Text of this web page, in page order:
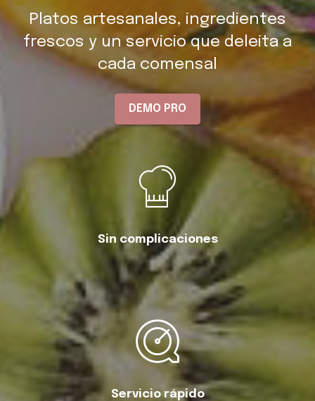
Platos artesanales, ingredientes
frescos y un servicio que deleita a
cada comensal
DEMO PRO
Sin complicaciones
Servicio rápido